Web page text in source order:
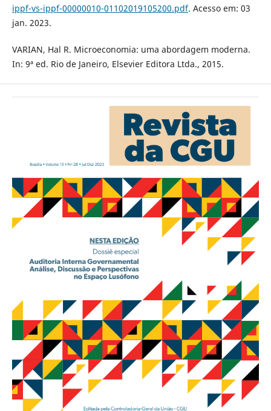
ippf-vs-ippf-00000010-01102019105200.pdf. Acesso em: 03
jan. 2023.
VARIAN, Hal R. Microeconomia: uma abordagem moderna.
In: 9ª ed. Rio de Janeiro, Elsevier Editora Ltda., 2015.